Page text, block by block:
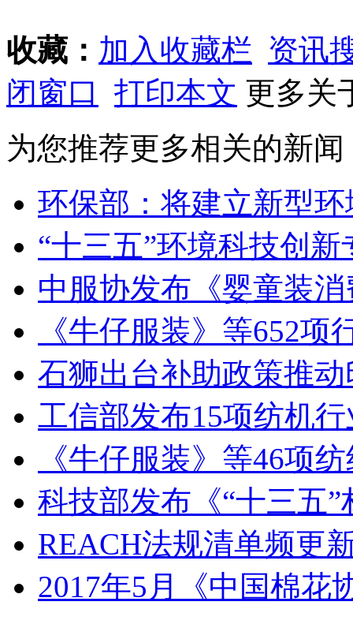
收藏： 加入收藏栏 资讯
闭窗口
打印本文 更多关
为您推荐更多相关的新闻
环保部：将建立新型
“十三五”环境科技创
中服协发布《婴童装
《牛仔服装》等652
石狮出台补助政策推
工信部发布15项纺机
《牛仔服装》等46项
科技部发布《“十三五
REACH法规清单频更
2017年5月《中国棉花